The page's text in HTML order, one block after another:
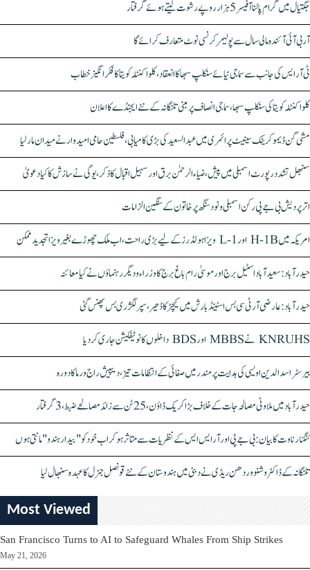
جگتیال میں گرام پالنا آفیسر 5 ہزار روپے رشوت لیتے ہوئے گرفتار
آر بی آئی آئندہ مالی سال سے پولیمر کرنسی نوٹ متعارف کرائے گا
ٹی آر ایس کی جانب سے سماجی نیائے سنکلپ سبھا کا انعقاد، کلواکنٹلہ کویتا کا فکر انگیز خطاب
کلواکنٹلہ کویتا کی سنکلپ سبھا، سماجی انصاف پر مبنی تلنگانہ کے نئے ایجنڈے کا اعلان
مشی گن ڈیموکریٹک سینیٹ پرائمری میں عبدالسعید کی بڑی کامیابی، فلسطین حامی امیدوار نے میدان مار لیا
سنبھل تشدد رپورٹ اسمبلی میں پیش، ضیاء الرحمٰن برق اور سہیل اقبال کا ذکر، یوگی نے سازش کا کیا دعویٰ
اتر پردیش بی جے پی رکن اسمبلی ونود سنگھ پر خاتون کے سنگین الزامات
امریکہ میں H-1B اور L-1 ویزا ہولڈرز کے لیے بڑی راحت، اب ملک چھوڑے بغیر ویزا تجدید ممکن
حیدرآباد: سعیدآباد اسٹیل برج اور موسیٰ رام باغ برج کا وزراء و دیگر رہنماؤں نے کیا معائنہ
حیدرآباد: عارضی آر ٹی سی بس اسٹینڈ بارش میں کیچڑ کا ڈھیر، سپر لگژری بس پھنس گئی
KNRUHS نے MBBS اور BDS داخلوں کا نوٹیفکیشن جاری کر دیا
بیرسٹر اسدالدین اویسی کی ہدایت پر مندر میں صفائی کے انتظامات تیز، دیپیش راج ورما کا دورہ
حیدرآباد میں ملاوٹی مصالحہ جات کے خلاف بڑا کریک ڈاؤن، 25 ٹن سے زائد مصالحے ضبط، 3 گرفتار
کنگنا رناوت کا بیان: بی جے پی اور آر ایس ایس کے نظریات سے متاثر ہو کر اب خود کو "بیدار ہندو" مانتی ہوں
تلنگانہ کے ڈاکٹر وشنو وردھن ریڈی نے دبئی میں ہندوستان کے نئے قونصل جنرل کا عہدہ سنبھال لیا
Most Viewed
San Francisco Turns to AI to Safeguard Whales From Ship Strikes
May 21, 2026